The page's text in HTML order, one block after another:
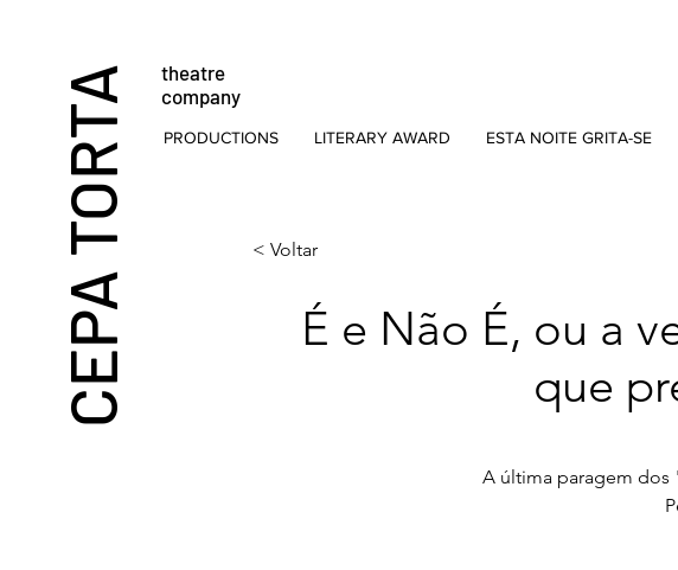
CEPA TORTA
theatre
company
PRODUCTIONS LITERARY AWARD ESTA NOITE GRITA-SE
É e Não É, ou a
que
A última paragem dos
< Voltar